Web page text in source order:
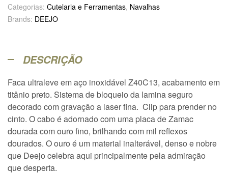
Categorias: Cutelaria e Ferramentas, Navalhas
Brands: DEEJO
DESCRIÇÃO
Faca ultraleve em aço inoxidável Z40C13, acabamento em
titânio preto. Sistema de bloqueio da lamina seguro
decorado com gravação a laser fina. Clip para prender no
cinto. O cabo é adornado com uma placa de Zamac
dourada com ouro fino, brilhando com mil reflexos
dourados. O ouro é um material inalterável, denso e nobre
que Deejo celebra aqui principalmente pela admiração
que desperta.